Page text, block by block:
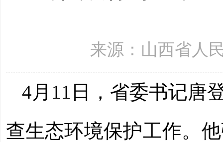
来源：山西省人
4月11日，省委书记唐
查生态环境保护工作。